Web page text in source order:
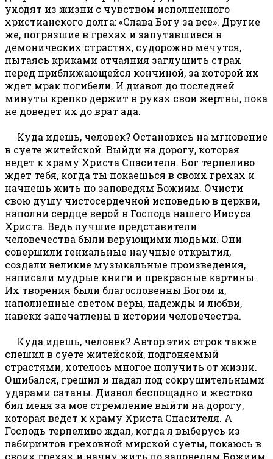
уходят из жизни с чувством исполненного
христианского долга: «Слава Богу за все». Другие
же, погрязшие в грехах и запутавшиеся в
демонических страстях, судорожно мечутся,
пытаясь криками отчаяния заглушить страх
перед приближающейся кончиной, за которой их
ждет мрак погибели. И диавол до последней
минуты крепко держит в руках свои жертвы, пока
не доведет их до врат ада.
Куда идешь, человек? Остановись на мгновение
в суете житейской. Выйди на дорогу, которая
ведет к храму Христа Спасителя. Бог терпеливо
ждет тебя, когда ты покаешься в своих грехах и
начнешь жить по заповедям Божиим. Очисти
свою душу чистосердечной исповедью в церкви,
наполни сердце верой в Господа нашего Иисуса
Христа. Ведь лучшие представители
человечества были верующими людьми. Они
совершили гениальные научные открытия,
создали великие музыкальные произведения,
написали мудрые книги и прекрасные картины.
Их творения были благословенны Богом и,
наполненные светом веры, надежды и любви,
навеки запечатлены в истории человечества.
Куда идешь, человек? Автор этих строк также
спешил в суете житейской, подгоняемый
страстями, хотелось многое получить от жизни.
Ошибался, грешил и падал под сокрушительными
ударами сатаны. Диавол беспощадно и жестоко
бил меня за мое стремление выйти на дорогу,
которая ведет к храму Христа Спасителя. А
Господь терпеливо ждал, когда я выберусь из
лабиринтов греховной мирской суеты, покаюсь в
своих грехах и начну жить по заповедям Божиим.